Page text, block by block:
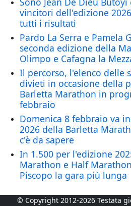
vincitori dell'edizione
tutti i risultati
Pardo La Serra e Pamela
seconda edizione della
Olimpo e Cafagna la
Il percorso, l'elenco delle
divieti in occasione della
Barletta Marathon in
febbraio
Domenica 8 febbraio va
2026 della Barletta
c'è da sapere
In 1.500 per l'edizione
Marathon e Half
Piscopo la gara più lunga
© Copyright 2012-2026 Testata